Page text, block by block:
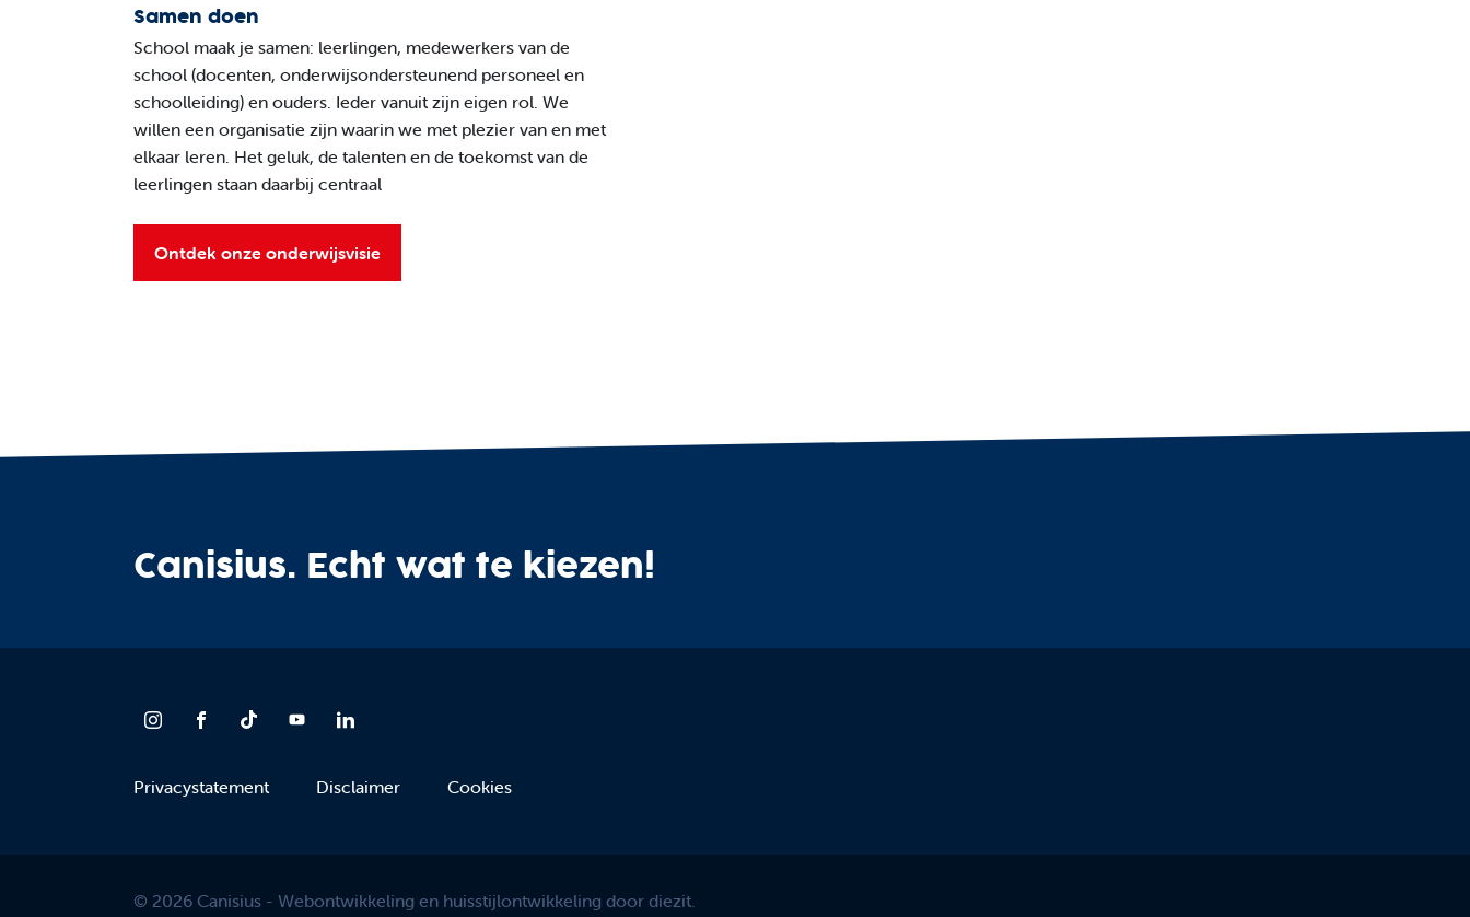
Samen doen
School maak je samen: leerlingen, medewerkers van de
school (docenten, onderwijsondersteunend personeel en
schoolleiding) en ouders. Ieder vanuit zijn eigen rol. We
willen een organisatie zijn waarin we met plezier van en met
elkaar leren. Het geluk, de talenten en de toekomst van de
leerlingen staan daarbij centraal
Ontdek onze onderwijsvisie
Canisius. Echt wat te kiezen!
Privacystatement Disclaimer Cookies
© 2026 Canisius - Webontwikkeling en huisstijlontwikkeling door diezit.